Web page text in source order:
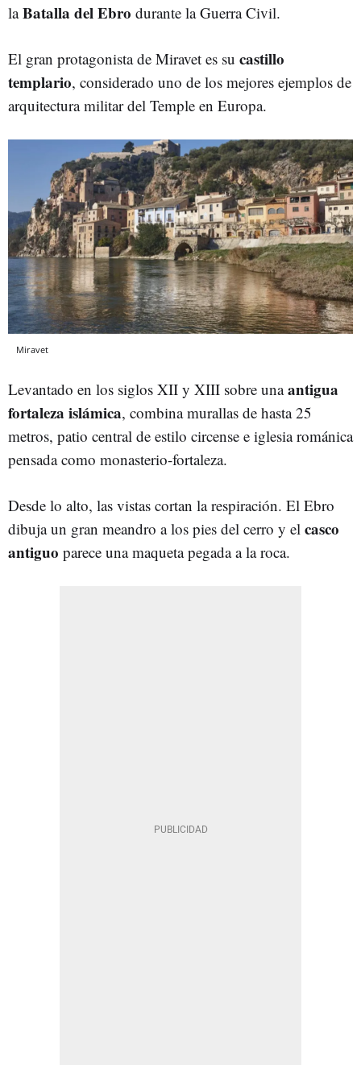
laBatalla del Ebro durante la Guerra Civil.
El gran protagonista de Miravet es su castillo
templario, considerado uno de los mejores ejemplos de
arquitectura militar del Temple en Europa.
Miravet
Levantado en los siglos XII y XIII sobre unaantigua
fortaleza islámica, combina murallas de hasta 25
metros, patio central de estilo circense e iglesia románica
pensada como monasterio-fortaleza.
Desde lo alto, las vistas cortan la respiración. El Ebro
dibuja un gran meandro a los pies del cerro y el casco
antiguo parece una maqueta pegada a la roca.